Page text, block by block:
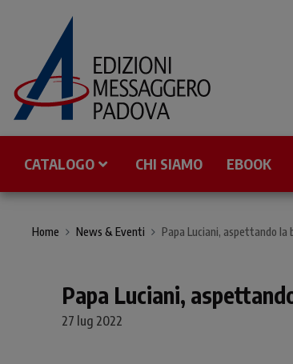
CATALOGO CHI SIAMO EBOOK
Home News & Eventi Papa Luciani, aspettando la
Papa Luciani,
27 lug 2022